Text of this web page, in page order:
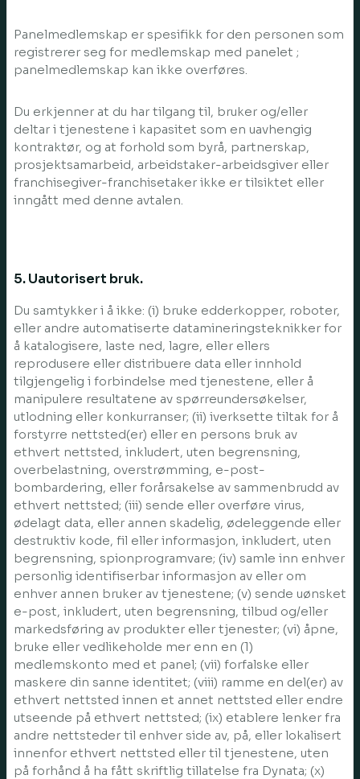
Panelmedlemskap er spesifikk for den personen som
registrerer seg for medlemskap med panelet ;
panelmedlemskap kan ikke overføres.
Du erkjenner at du har tilgang til, bruker og/eller
deltar i tjenestene i kapasitet som en uavhengig
kontraktør, og at forhold som byrå, partnerskap,
prosjektsamarbeid, arbeidstaker-arbeidsgiver eller
franchisegiver-franchisetaker ikke er tilsiktet eller
inngått med denne avtalen.
5. Uautorisert bruk.
Du samtykker i å ikke: (i) bruke edderkopper, roboter,
eller andre automatiserte datamineringsteknikker for
å katalogisere, laste ned, lagre, eller ellers
reprodusere eller distribuere data eller innhold
tilgjengelig i forbindelse med tjenestene, eller å
manipulere resultatene av spørreundersøkelser,
utlodning eller konkurranser; (ii) iverksette tiltak for å
forstyrre nettsted(er) eller en persons bruk av
ethvert nettsted, inkludert, uten begrensning,
overbelastning, overstrømming, e-post-
bombardering, eller forårsakelse av sammenbrudd av
ethvert nettsted; (iii) sende eller overføre virus,
ødelagt data, eller annen skadelig, ødeleggende eller
destruktiv kode, fil eller informasjon, inkludert, uten
begrensning, spionprogramvare; (iv) samle inn enhver
personlig identifiserbar informasjon av eller om
enhver annen bruker av tjenestene; (v) sende uønsket
e-post, inkludert, uten begrensning, tilbud og/eller
markedsføring av produkter eller tjenester; (vi) åpne,
bruke eller vedlikeholde mer enn en (1)
medlemskonto med et panel; (vii) forfalske eller
maskere din sanne identitet; (viii) ramme en del(er) av
ethvert nettsted innen et annet nettsted eller endre
utseende på ethvert nettsted; (ix) etablere lenker fra
andre nettsteder til enhver side av, på, eller lokalisert
innenfor ethvert nettsted eller til tjenestene, uten
på forhånd å ha fått skriftlig tillatelse fra Dynata; (x)